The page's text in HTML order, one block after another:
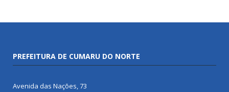
PREFEITURA DE CUMARU DO NORTE
Avenida das Nações, 73